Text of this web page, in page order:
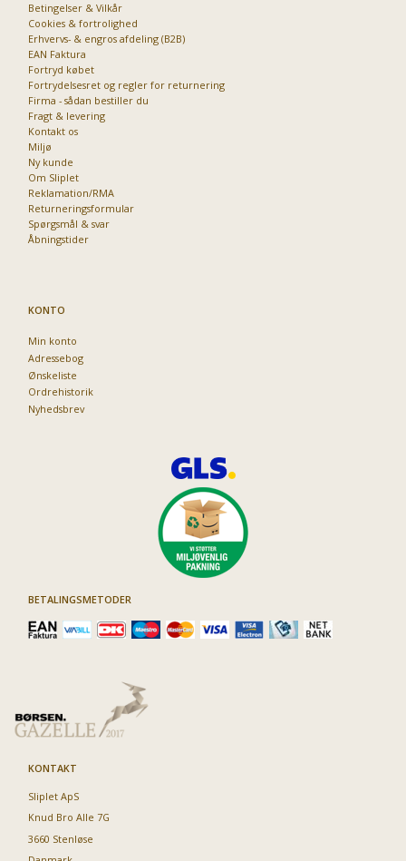
Betingelser & Vilkår
Cookies & fortrolighed
Erhvervs- & engros afdeling (B2B)
EAN Faktura
Fortryd købet
Fortrydelsesret og regler for returnering
Firma - sådan bestiller du
Fragt & levering
Kontakt os
Miljø
Ny kunde
Om Sliplet
Reklamation/RMA
Returneringsformular
Spørgsmål & svar
Åbningstider
KONTO
Min konto
Adressebog
Ønskeliste
Ordrehistorik
Nyhedsbrev
BETALINGSMETODER
KONTAKT
Sliplet ApS
Knud Bro Alle 7G
3660 Stenløse